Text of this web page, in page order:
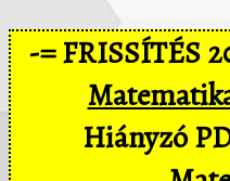
-= FRISSÍTÉS
Hiányzó